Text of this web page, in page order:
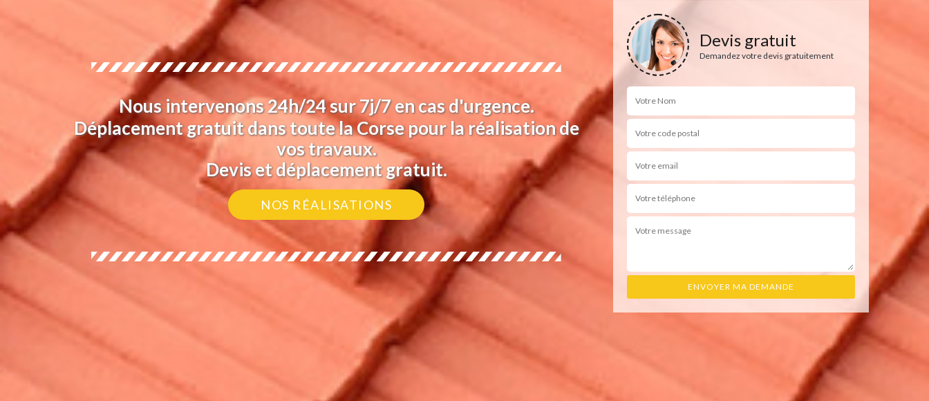
Nous intervenons 24h/24 sur 7j/7 en cas d'urgence.
Déplacement gratuit dans toute la Corse pour la réalisation de
vos travaux.
Devis et déplacement gratuit.
NOS RÉALISATIONS
Devis gratuit
Demandez votre devis gratuitement